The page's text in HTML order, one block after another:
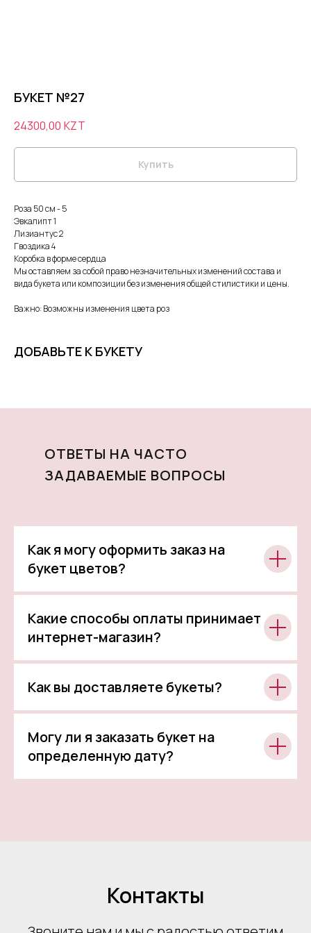
БУКЕТ №27
24300,00 KZT
Купить
Роза 50 см - 5
Эвкалипт 1
Лизиантус 2
Гвоздика 4
Коробка в форме сердца
Мы оставляем за собой право незначительных изменений состава и
вида букета или композиции без изменения общей стилистики и цены.
Важно: Возможны изменения цвета роз
ДОБАВЬТЕ К БУКЕТУ
ОТВЕТЫ НА ЧАСТО
ЗАДАВАЕМЫЕ ВОПРОСЫ
Как я могу оформить заказ на
букет цветов?
Какие способы оплаты принимает
интернет-магазин?
Как вы доставляете букеты?
Могу ли я заказать букет на
определенную дату?
Контакты